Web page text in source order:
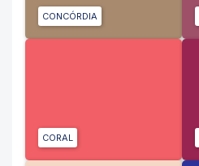
CONCÓRDIA
CORAL